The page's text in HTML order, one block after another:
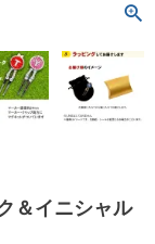
＆イニシャル